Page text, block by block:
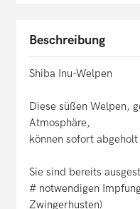
Beschreibung
Shiba Inu-Welpen
Diese süßen Welpen,
Atmosphäre,
können sofort
Sie sind bereits
# notwendigen
Zwingerhusten)